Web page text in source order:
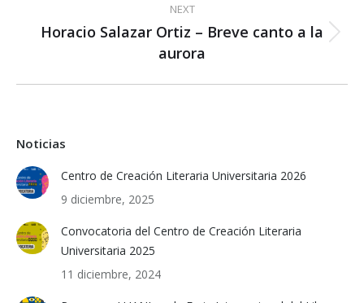
NEXT
Next
post:
Horacio Salazar Ortiz – Breve canto a la
aurora
Noticias
Centro de Creación Literaria Universitaria 2026
9 diciembre, 2025
Convocatoria del Centro de Creación Literaria
Universitaria 2025
11 diciembre, 2024